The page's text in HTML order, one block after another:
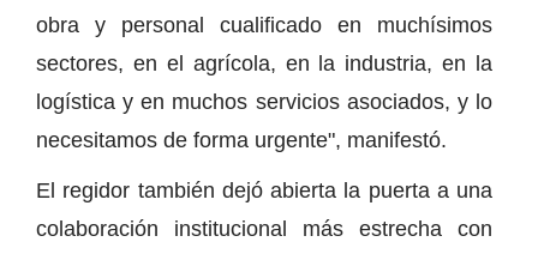
obra y personal cualificado en muchísimos
sectores, en el agrícola, en la industria, en la
logística y en muchos servicios asociados, y lo
necesitamos de forma urgente", manifestó.
El regidor también dejó abierta la puerta a una
colaboración institucional más estrecha con